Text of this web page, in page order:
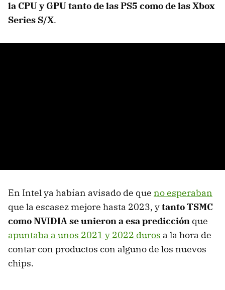
la CPU y GPU tanto de las PS5 como de las Xbox
Series S/X.
En Intel ya habían avisado de que no esperaban
que la escasez mejore hasta 2023, ytanto TSMC
como NVIDIA se unieron a esa predicción que
apuntaba a unos 2021 y 2022 duros a la hora de
contar con productos con alguno de los nuevos
chips.